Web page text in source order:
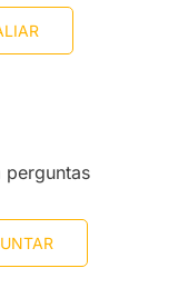
perguntas